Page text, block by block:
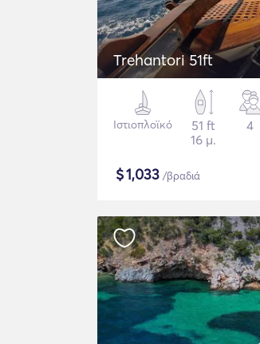
Trehantori 51ft
Ιστιοπλοϊκό
51 ft
16 μ.
4
$1,033 /βραδιά